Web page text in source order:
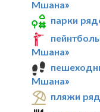
Мшана»
парки
Мшана»
Мшана»
пляжи